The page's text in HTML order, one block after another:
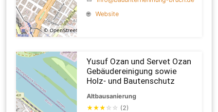
🌐
Website
Yusuf Ozan und Servet Ozan
Gebäudereinigung sowie
Holz- und Bautenschutz
Altbausanierung
★★★ ☆ ☆ (2)